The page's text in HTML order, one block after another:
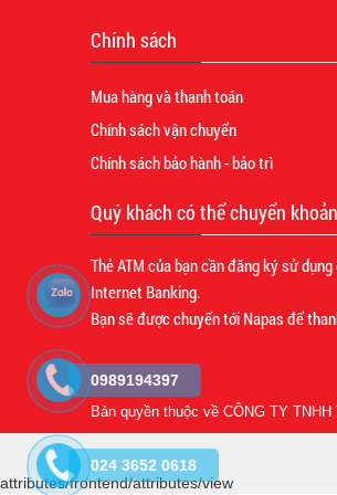
Chính sách
Mua hàng và thanh toán
Chính sách vận chuyển
Chính sách bảo hành - bảo trì
Quý khách có thể chuyển
Thẻ ATM của bạn cần đăng ký sử
Internet Banking.
Bạn sẽ được chuyển tới Napas để
Bản quyền thuộc về CÔNG TY
0989194397
024 3652 0618
attributes/frontend/attributes/view